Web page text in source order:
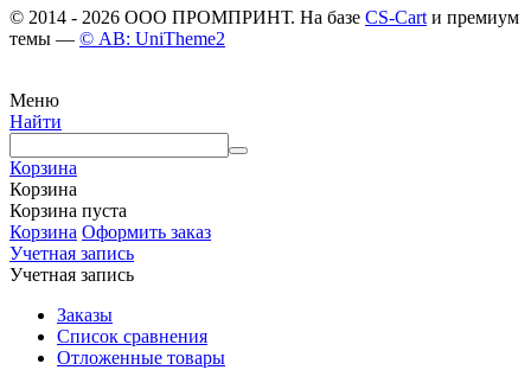
© 2014 - 2026 ООО ПРОМПРИНТ. На базе CS-Cart и премиум
темы — © AB: UniTheme2
Меню
Найти
Корзина
Корзина
Корзина пуста
Корзина Оформить заказ
Учетная запись
Учетная запись
Заказы
Список сравнения
Отложенные товары